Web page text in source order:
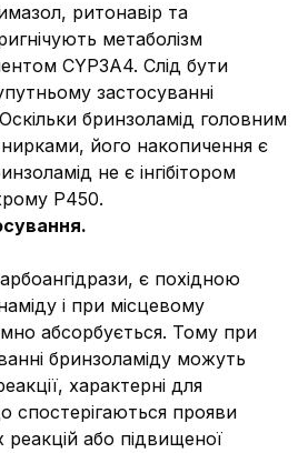
ритонавір та
метаболізм
CYP3A4. Слід бути
застосуванні
Оскільки бринзоламід головним
його накопичення є
не є інгібітором
Р450.
є похідною
і при місцевому
абсорбується. Тому при
бринзоламіду можуть
характерні для
спостерігаються прояви
реакцій або підвищеної